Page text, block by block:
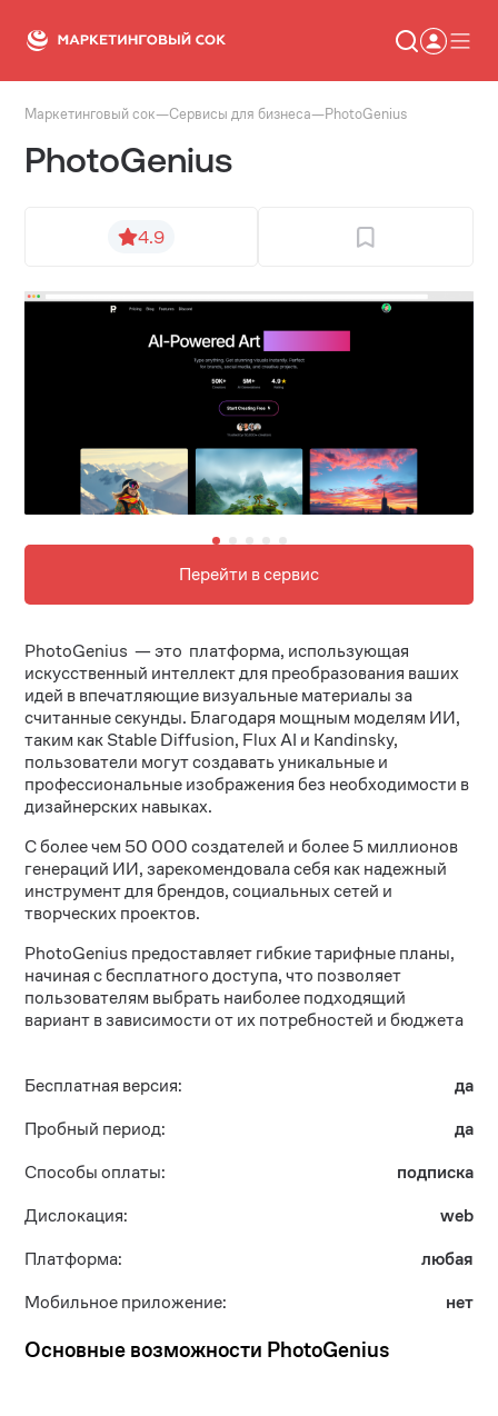
Новости
Маркетинговый сок—Сервисы для бизнеса—PhotoGenius
PhotoGenius
4.9
Перейти в сервис
PhotoGenius — это платформа, использующая
искусственный интеллект для преобразования ваших
идей в впечатляющие визуальные материалы за
считанные секунды. Благодаря мощным моделям ИИ,
таким как Stable Diffusion, Flux AI и Kandinsky,
пользователи могут создавать уникальные и
профессиональные изображения без необходимости в
дизайнерских навыках.
С более чем 50 000 создателей и более 5 миллионов
генераций ИИ, зарекомендовала себя как надежный
инструмент для брендов, социальных сетей и
творческих проектов.
PhotoGenius предоставляет гибкие тарифные планы,
начиная с бесплатного доступа, что позволяет
пользователям выбрать наиболее подходящий
вариант в зависимости от их потребностей и бюджета
Бесплатная версия:
да
Пробный период:
да
Способы оплаты:
подписка
Дислокация:
web
Платформа:
любая
Мобильное приложение:
нет
Основные возможности PhotoGenius